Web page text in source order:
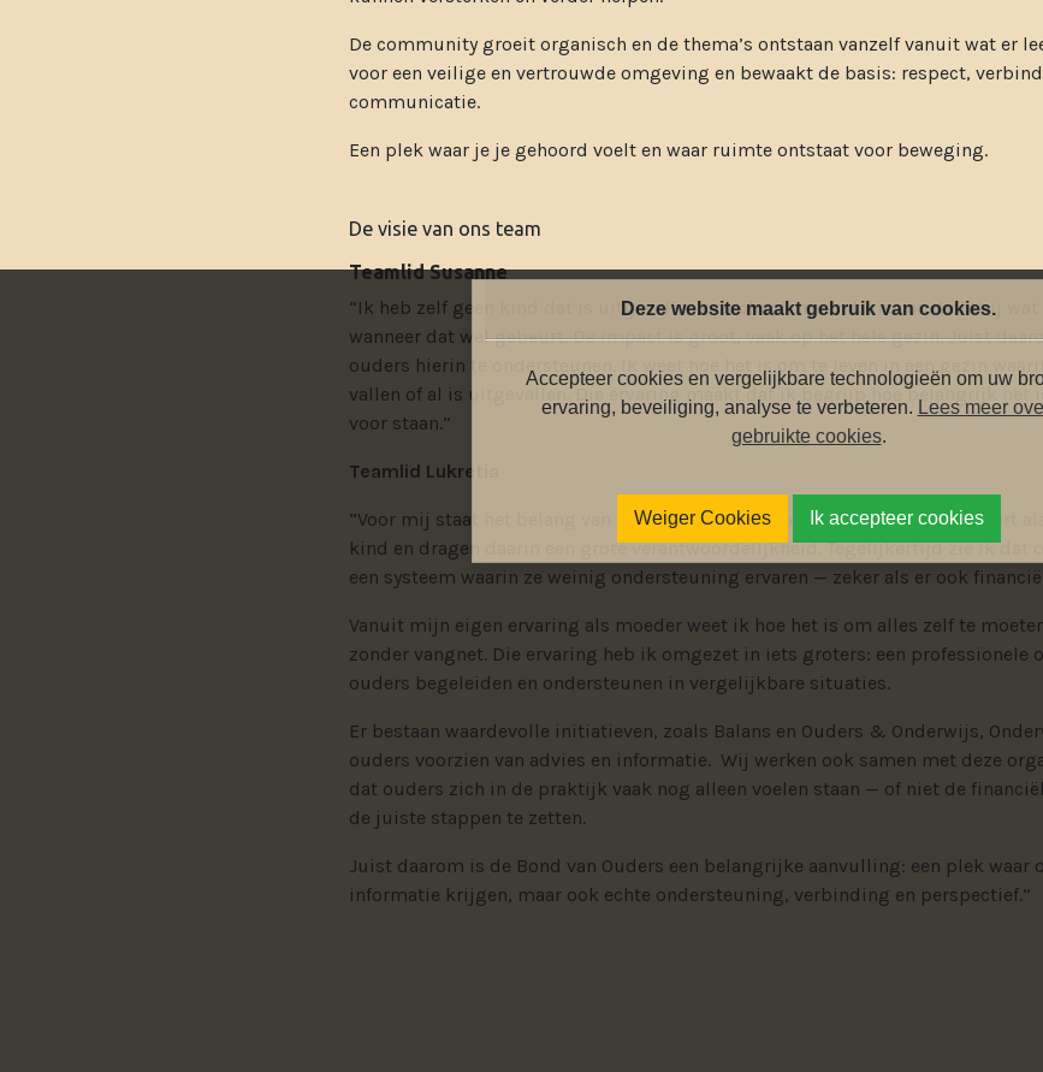
De community groeit organisch en de thema’s ontstaan vanzelf vanuit wat er
voor een veilige en vertrouwde omgeving en bewaakt de basis: respect,
communicatie.
Een plek waar je je gehoord voelt en waar ruimte ontstaat voor beweging.
De visie van ons team
Teamlid Susanne
“Ik heb zelf geen kind dat is uitgevallen op school, maar ik zie van dichtbij
wanneer dat wel gebeurt. De impact is groot, vaak op het hele gezin. Juist
ouders hierin te ondersteunen. Ik weet hoe het is om te leven in een gezin
vallen of al is uitgevallen. Die ervaring maakt dat ik begrijp hoe belangrijk het
voor staan.”
Teamlid Lukretia
“Voor mij staat het belang van ieder kind altijd voorop. Ouders zijn de expert
kind en dragen daarin een grote verantwoordelijkheid. Tegelijkertijd zie ik dat
een systeem waarin ze weinig ondersteuning ervaren — zeker als er ook
Vanuit mijn eigen ervaring als moeder weet ik hoe het is om alles zelf te
zonder vangnet. Die ervaring heb ik omgezet in iets groters: een professionele
ouders begeleiden en ondersteunen in vergelijkbare situaties.
Er bestaan waardevolle initiatieven, zoals Balans en Ouders & Onderwijs,
ouders voorzien van advies en informatie. Wij werken ook samen met deze
dat ouders zich in de praktijk vaak nog alleen voelen staan — of niet de
de juiste stappen te zetten.
Juist daarom is de Bond van Ouders een belangrijke aanvulling: een plek waar
informatie krijgen, maar ook echte ondersteuning, verbinding en perspectief.”
Deze website maakt gebruik van cookies.
Accepteer cookies en vergelijkbare technologieën om uw
ervaring, beveiliging, analyse te verbeteren. Lees meer
gebruikte cookies.
Weiger Cookies Ik accepteer cookies